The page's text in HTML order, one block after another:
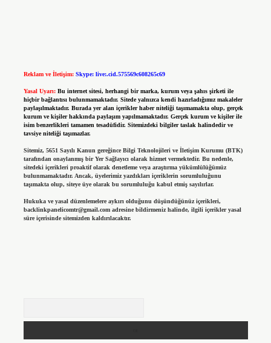
Reklam ve İletişim: Skype: live:.cid.575569c608265c69
Yasal Uyarı: Bu internet sitesi, herhangi bir marka, kurum veya şahıs şirketi ile
hiçbir bağlantısı bulunmamaktadır. Sitede yalnızca kendi hazırladığımız makaleler
paylaşılmaktadır. Burada yer alan içerikler haber niteliği taşımamakta olup, gerçek
kurum ve kişiler hakkında paylaşım yapılmamaktadır. Gerçek kurum ve kişiler ile
isim benzerlikleri tamamen tesadüfidir. Sitemizdeki bilgiler taslak halindedir ve
tavsiye niteliği taşımazlar.
Sitemiz, 5651 Sayılı Kanun gereğince Bilgi Teknolojileri ve İletişim Kurumu (BTK)
tarafından onaylanmış bir Yer Sağlayıcı olarak hizmet vermektedir. Bu nedenle,
sitedeki içerikleri proaktif olarak denetleme veya araştırma yükümlülüğümüz
bulunmamaktadır. Ancak, üyelerimiz yazdıkları içeriklerin sorumluluğunu
taşımakta olup, siteye üye olarak bu sorumluluğu kabul etmiş sayılırlar.
Hukuka ve yasal düzenlemelere aykırı olduğunu düşündüğünüz içerikleri,
backlinkpanelicomtr@gmail.comadresine bildirmeniz halinde, ilgili içerikler yasal
süre içerisinde sitemizden kaldırılacaktır.